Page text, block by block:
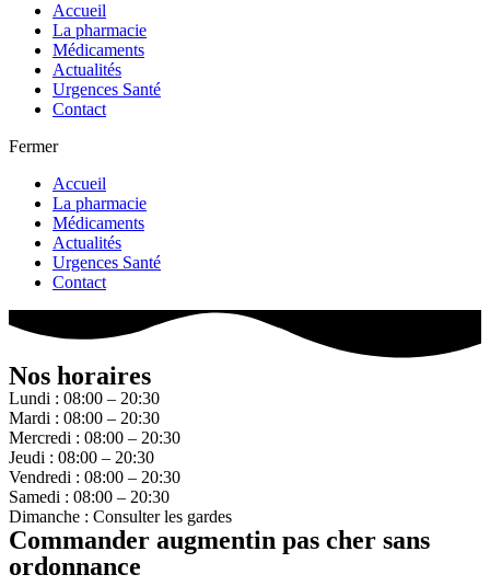
Accueil
La pharmacie
Médicaments
Actualités
Urgences Santé
Contact
Fermer
Accueil
La pharmacie
Médicaments
Actualités
Urgences Santé
Contact
Nos horaires
Lundi : 08:00 – 20:30
Mardi : 08:00 – 20:30
Mercredi : 08:00 – 20:30
Jeudi : 08:00 – 20:30
Vendredi : 08:00 – 20:30
Samedi : 08:00 – 20:30
Dimanche : Consulter les gardes
Commander augmentin pas cher sans
ordonnance